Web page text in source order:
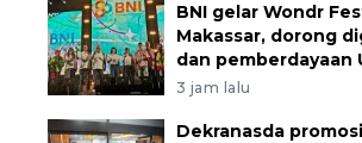
BNI gelar Wondr
Makassar, dorong
dan pemberdayaan
3 jam lalu
Dekranasda